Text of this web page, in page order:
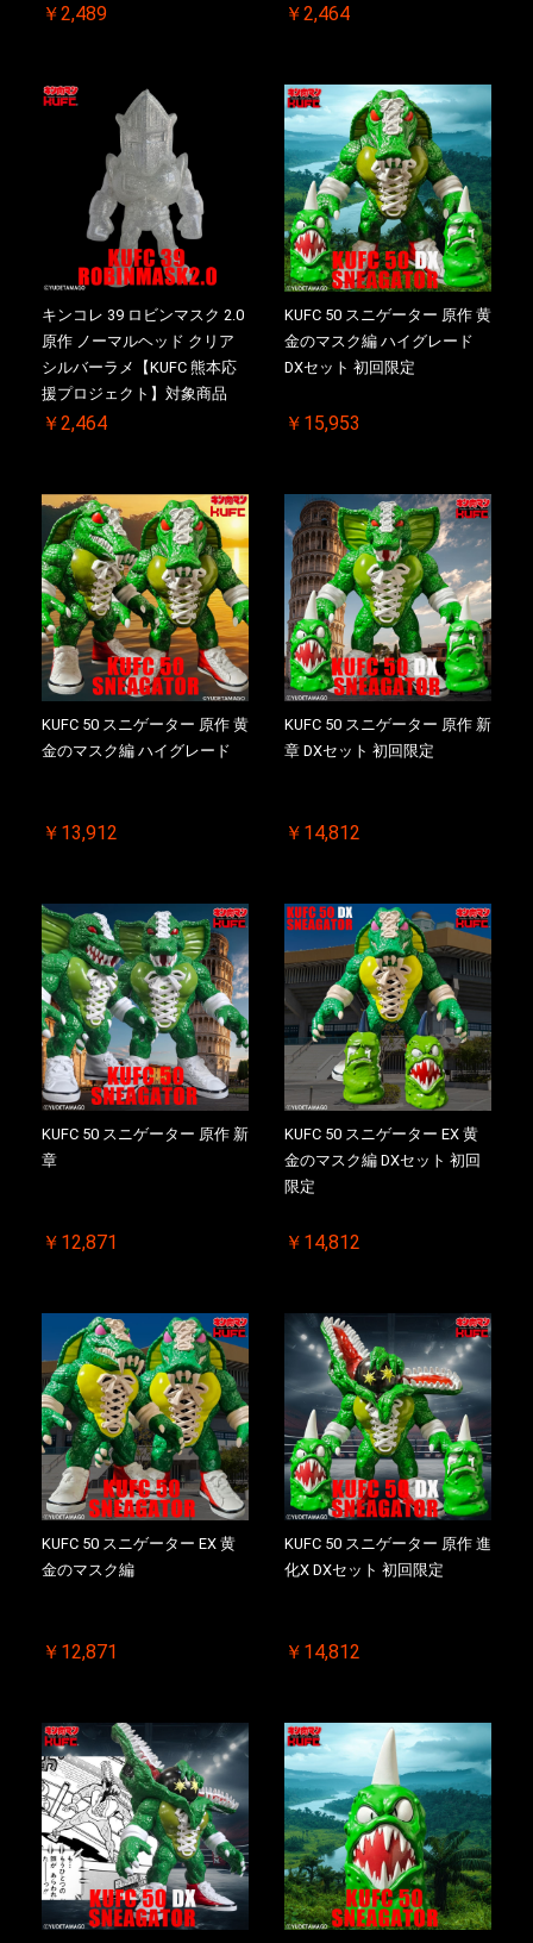
￥2,489
応援プロジェクト】対象商品
￥2,464
キンコレ 39 ロビンマスク 2.0
原作 ノーマルヘッド クリア
シルバーラメ【KUFC 熊本応
援プロジェクト】対象商品
￥2,464
KUFC 50 スニゲーター 原作 黄
金のマスク編 ハイグレード
DXセット 初回限定
￥15,953
KUFC 50 スニゲーター 原作 黄
金のマスク編 ハイグレード
￥13,912
KUFC 50 スニゲーター 原作 新
章 DXセット 初回限定
￥14,812
KUFC 50 スニゲーター 原作 新
章
￥12,871
KUFC 50 スニゲーター EX 黄
金のマスク編 DXセット 初回
限定
￥14,812
KUFC 50 スニゲーター EX 黄
金のマスク編
￥12,871
KUFC 50 スニゲーター 原作 進
化X DXセット 初回限定
￥14,812